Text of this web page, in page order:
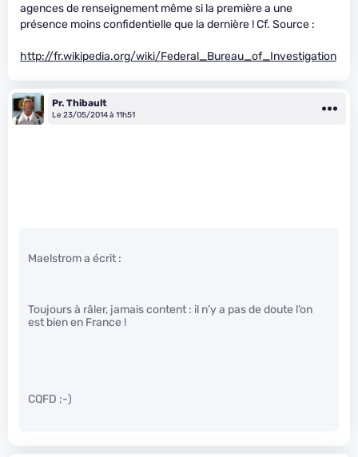
agences de renseignement même si la première a une
présence moins confidentielle que la dernière ! Cf. Source :
http://fr.wikipedia.org/wiki/Federal_Bureau_of_Investigation
Pr. Thibault
Le 23/05/2014 à 11h51
Maelstrom a écrit :
Toujours à râler, jamais content : il n’y a pas de doute l’on
est bien en France !
CQFD ;-)